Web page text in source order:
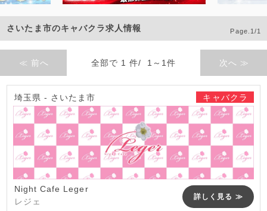
さいたま市のキャバクラ求人情報 Page.1/1
≪ 前へ 全部で 1 件/ 1～1件 次へ ≫
キャバクラ
埼玉県 - さいたま市
Night Cafe Leger
レジェ
詳しく見る ≫